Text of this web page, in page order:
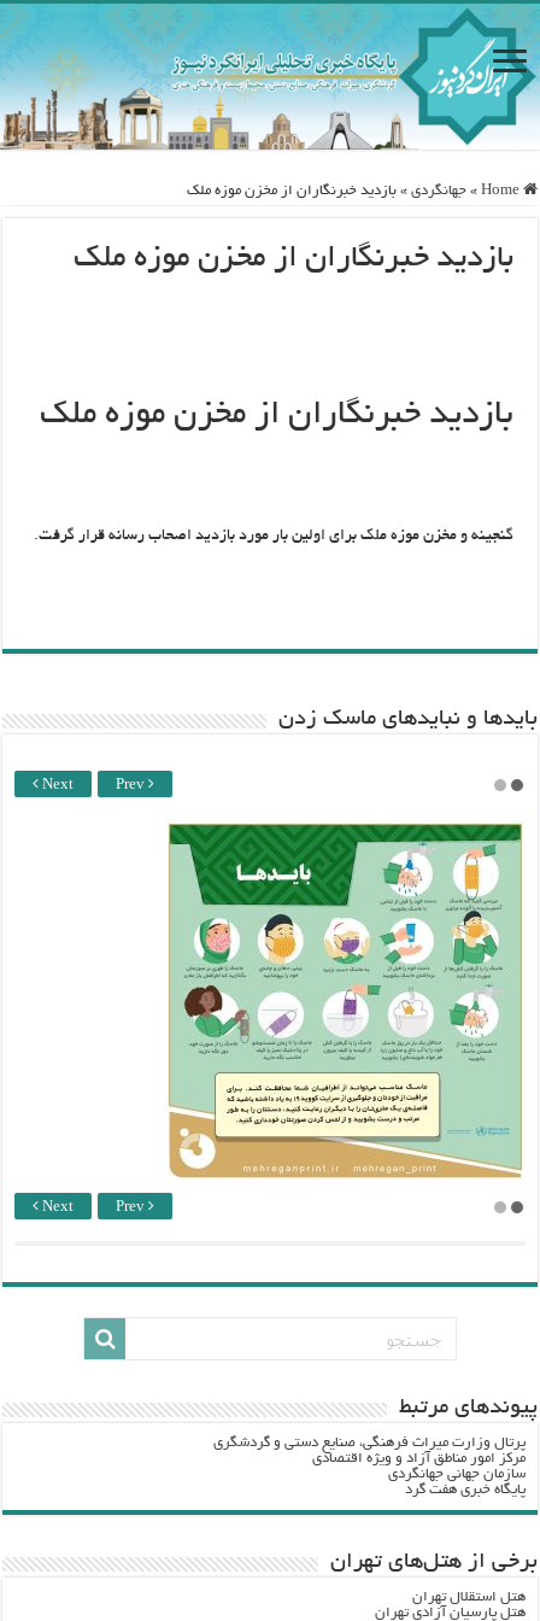
Home
» جهانگردی » بازدید خبرنگاران از مخزن موزه ملک
بازدید خبرنگاران از مخزن موزه ملک
بازدید خبرنگاران از مخزن موزه ملک
گنجینه و مخزن موزه ملک برای اولین بار مورد بازدید اصحاب رسانه‌ قرار گرفت.
باید‌ها و نبایدهای ماسک زدن
Next Prev
Next Prev
پيوندهاي مرتبط
پرتال وزارت ميراث فرهنگي، صنایع دستی و گردشگري
مرکز امور مناطق آزاد و ویژه اقتصادی
سازمان جهانی جهانگردی
پایگاه خبری هفت گرد
برخی از هتل‌های تهران
هتل استقلال تهران
هتل پارسیان آزادی تهران